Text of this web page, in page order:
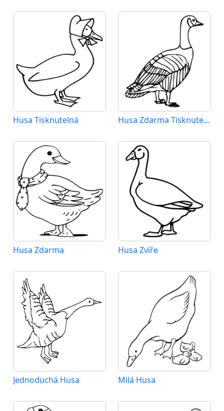
Husa Tisknutelná Husa Zdarma Tisknutelná
Husa Zdarma Husa Zvíře
Jednoduchá Husa Milá Husa